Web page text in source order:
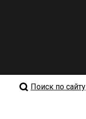
Поиск по сайту